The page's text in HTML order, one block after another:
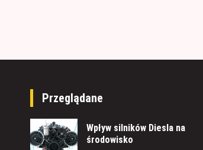
Przeglądane
Wpływ silników Diesla na
środowisko